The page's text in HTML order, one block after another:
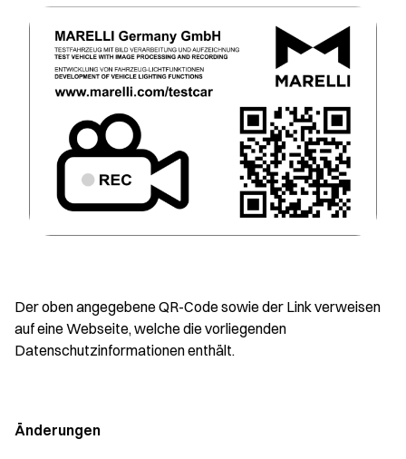
Der oben angegebene QR-Code sowie der Link verweisen
auf eine Webseite, welche die vorliegenden
Datenschutzinformationen enthält.
Änderungen